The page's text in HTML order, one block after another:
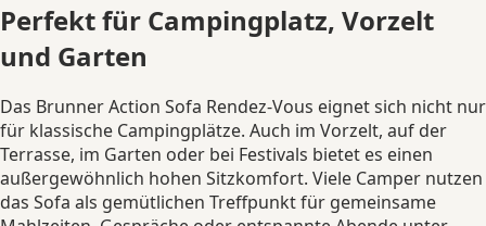
Perfekt für Campingplatz, Vorzelt
und Garten
Das Brunner Action Sofa Rendez-Vous eignet sich nicht nur
für klassische Campingplätze. Auch im Vorzelt, auf der
Terrasse, im Garten oder bei Festivals bietet es einen
außergewöhnlich hohen Sitzkomfort. Viele Camper nutzen
das Sofa als gemütlichen Treffpunkt für gemeinsame